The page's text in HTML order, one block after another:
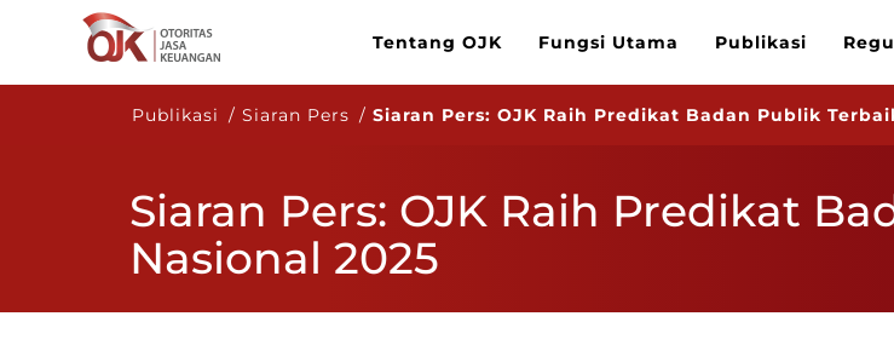
Tentang OJK Fungsi Utama Publikasi
Publikasi / Siaran Pers /Siaran Pers: OJK Raih Predikat Badan Publik
Siaran Pers: OJK Raih Predikat
Nasional 2025